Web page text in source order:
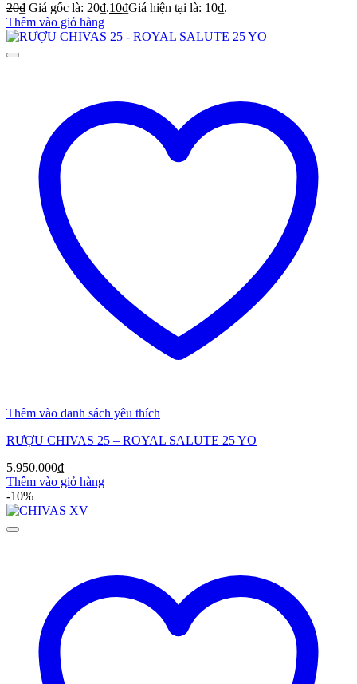
20₫ Giá gốc là: 20₫.10₫Giá hiện tại là: 10₫.
Thêm vào giỏ hàng
Thêm vào danh sách yêu thích
RƯỢU CHIVAS 25 – ROYAL SALUTE 25 YO
5.950.000₫
Thêm vào giỏ hàng
-10%